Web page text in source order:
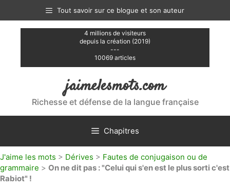
contenu
Tout savoir sur ce blogue et son auteur
4 millions de visiteurs
depuis la création (2019)
---
10069 articles
jaimelesmots.com
Richesse et défense de la langue française
Chapitres
J'aime les mots > Dérives > Fautes de conjugaison ou de
grammaire > On ne dit pas : "Celui qui s'en est le plus sorti c'est
Rabiot" !